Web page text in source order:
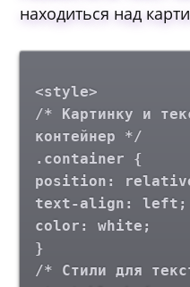
находиться над
<style>
/* Картинку и
контейнер */
.container {
position:
text-align: left;
color: white;
}
/* Стили для